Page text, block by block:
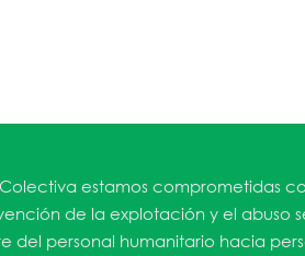
estamos comprometidas
de la explotación y el abuso
del personal humanitario hacia